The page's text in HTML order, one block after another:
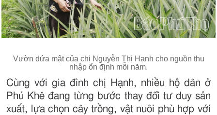
Vườn dứa mật của chị Nguyễn Thị Hạnh cho nguồn thu
nhập ổn định mỗi năm.
Cùng với gia đình chị Hạnh, nhiều hộ dân ở
Phú Khê đang từng bước thay đổi tư duy sản
xuất, lựa chọn cây trồng, vật nuôi phù hợp với